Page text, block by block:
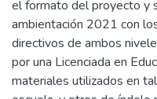
el formato del proyecto y
ambientación 2021 con
directivos de ambos
por una Licenciada en
materiales utilizados en